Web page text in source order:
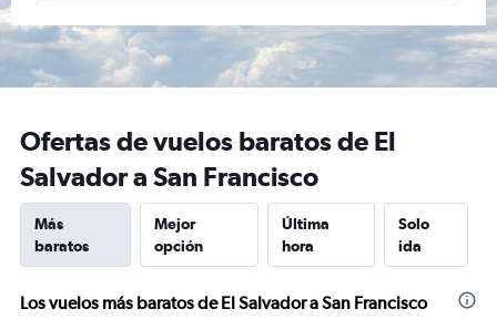
Ofertas de vuelos baratos de El
Salvador a San Francisco
Más
baratos
Mejor
opción
Última
hora
Solo
ida
Los vuelos más baratos de El Salvador a San Francisco